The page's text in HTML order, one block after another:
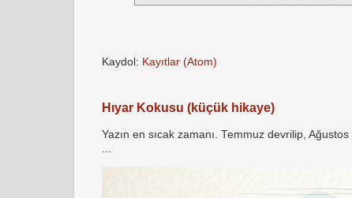
Kaydol: Kayıtlar (Atom)
Hıyar Kokusu (küçük hikaye)
Yazın en sıcak zamanı. Temmuz devrilip,